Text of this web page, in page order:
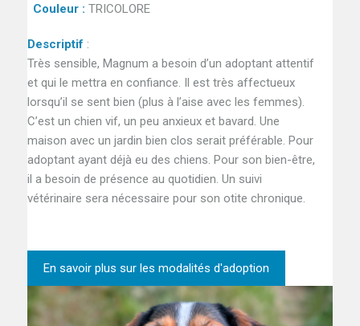
Couleur : TRICOLORE
Descriptif :
Très sensible, Magnum a besoin d’un adoptant attentif
et qui le mettra en confiance. Il est très affectueux
lorsqu’il se sent bien (plus à l’aise avec les femmes).
C’est un chien vif, un peu anxieux et bavard. Une
maison avec un jardin bien clos serait préférable. Pour
adoptant ayant déjà eu des chiens. Pour son bien-être,
il a besoin de présence au quotidien. Un suivi
vétérinaire sera nécessaire pour son otite chronique.
En savoir plus sur les modalités d'adoption